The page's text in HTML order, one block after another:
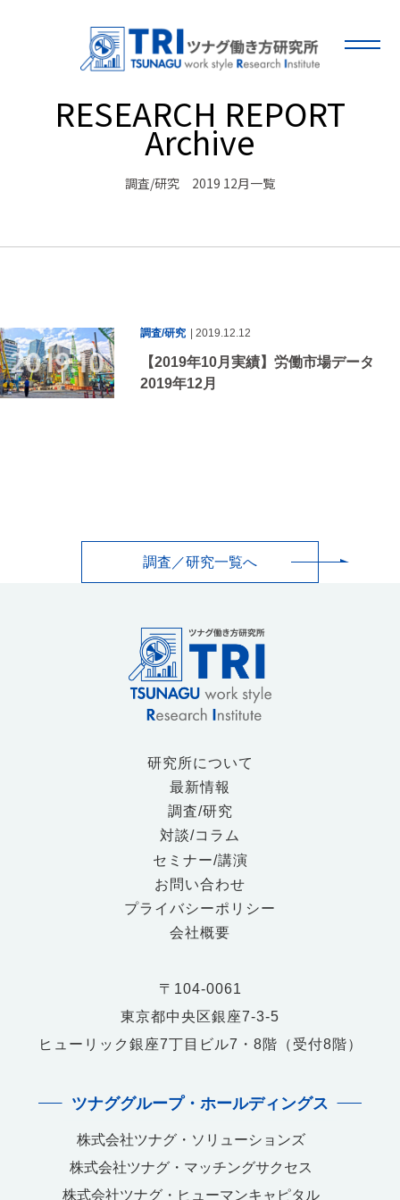
RESEARCH REPORT
Archive
調査/研究 2019 12月一覧
調査/研究 | 2019.12.12
【2019年10月実績】労働市場データ
2019年12月
調査／研究一覧へ
研究所について
最新情報
調査/研究
対談/コラム
セミナー/講演
お問い合わせ
プライバシーポリシー
会社概要
〒104-0061
東京都中央区銀座7-3-5
ヒューリック銀座7丁目ビル7・8階（受付8階）
ツナググループ・ホールディングス
株式会社ツナグ・ソリューションズ
株式会社ツナグ・マッチングサクセス
株式会社ツナグ・ヒューマンキャピタル